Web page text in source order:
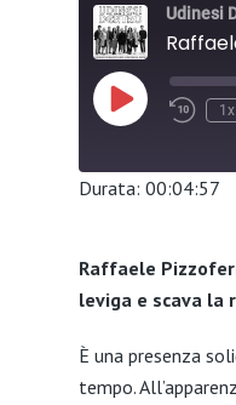
Udinesi
Play
Episode
1x
LINK
Durata: 00:04:57
Raffaele
leviga e scava la
È una presenza
tempo.